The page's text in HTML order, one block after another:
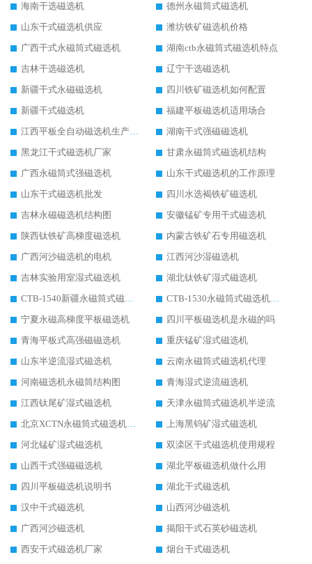
海南干选磁选机
德州永磁筒式磁选机
山东干式磁选机供应
潍坊铁矿磁选机价格
广西干式永磁筒式磁选机
湖南ctb永磁筒式磁选机特点
吉林干选磁选机
辽宁干选磁选机
新疆干式永磁磁选机
四川铁矿磁选机如何配置
新疆干式磁选机
福建平板磁选机适用场合
江西平板全自动磁选机生产厂家
湖南干式强磁磁选机
黑龙江干式磁选机厂家
甘肃永磁筒式磁选机结构
广西永磁筒式强磁选机
山东干式磁选机的工作原理
山东干式磁选机批发
四川水选褐铁矿磁选机
吉林永磁磁选机结构图
安徽锰矿专用干式磁选机
陕西钛铁矿高梯度磁选机
内蒙古铁矿石专用磁选机
广西河沙磁选机的电机
江西河沙湿磁选机
吉林实验用室湿式磁选机
湖北钛铁矿湿式磁选机
CTB-1540新疆永磁筒式磁选机
CTB-1530永磁筒式磁选机代理商
宁夏永磁高梯度平板磁选机
四川平板磁选机是永磁的吗
青海平板式高强磁磁选机
重庆锰矿湿式磁选机
山东半逆流湿式磁选机
云南永磁筒式磁选机代理
河南磁选机永磁筒结构图
青海湿式逆流磁选机
江西钛尾矿湿式磁选机
天津永磁筒式磁选机半逆流
北京XCTN永磁筒式磁选机磁块位置
上海黑钨矿湿式磁选机
河北锰矿湿式磁选机
双滦区干式磁选机使用规程
山西干式强磁磁选机
湖北平板磁选机做什么用
四川平板磁选机说明书
湖北干式磁选机
汉中干式磁选机
山西河沙磁选机
广西河沙磁选机
揭阳干式石英砂磁选机
西安干式磁选机厂家
烟台干式磁选机